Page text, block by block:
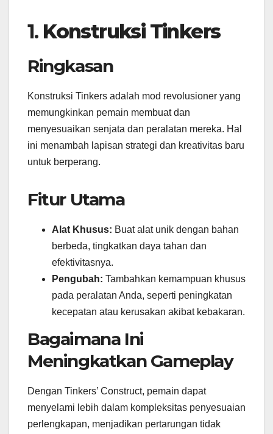
1. Konstruksi Tinkers
Ringkasan
Konstruksi Tinkers adalah mod revolusioner yang
memungkinkan pemain membuat dan
menyesuaikan senjata dan peralatan mereka. Hal
ini menambah lapisan strategi dan kreativitas baru
untuk berperang.
Fitur Utama
Alat Khusus: Buat alat unik dengan bahan
berbeda, tingkatkan daya tahan dan
efektivitasnya.
Pengubah: Tambahkan kemampuan khusus
pada peralatan Anda, seperti peningkatan
kecepatan atau kerusakan akibat kebakaran.
Bagaimana Ini
Meningkatkan Gameplay
Dengan Tinkers’ Construct, pemain dapat
menyelami lebih dalam kompleksitas penyesuaian
perlengkapan, menjadikan pertarungan tidak